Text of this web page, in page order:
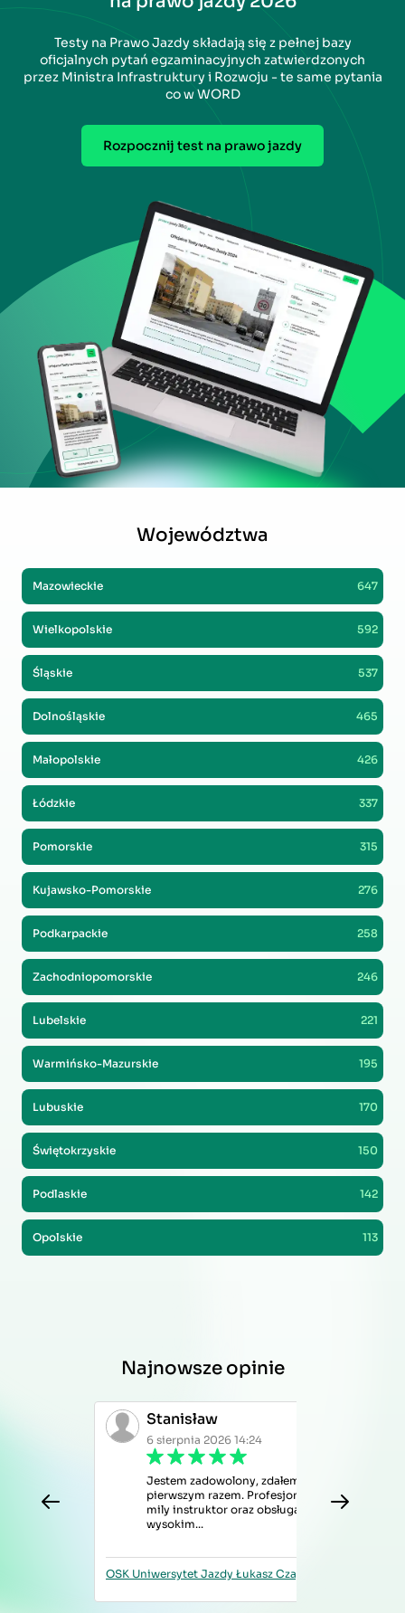
Testy na Prawo Jazdy składają się z pełnej bazy
oficjalnych pytań egzaminacyjnych zatwierdzonych
przez Ministra Infrastruktury i Rozwoju - te same pytania
co w WORD
Rozpocznij test na prawo jazdy
Województwa
Mazowieckie 647
Wielkopolskie 592
Śląskie 537
Dolnośląskie 465
Małopolskie 426
Łódzkie 337
Pomorskie 315
Kujawsko-Pomorskie 276
Podkarpackie 258
Zachodniopomorskie 246
Lubelskie 221
Warmińsko-Mazurskie 195
Lubuskie 170
Świętokrzyskie 150
Podlaskie 142
Opolskie 113
Najnowsze opinie
Stanisław
6 sierpnia 2026 14:24
Jestem zadowolony, zdałem za
pierwszym razem. Profesjonalny i
mily instruktor oraz obsługa na
wysokim...
OSK Uniwersytet Jazdy Łukasz Czajka